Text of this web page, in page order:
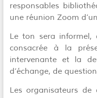
responsables
une réunion Zoom
Le ton sera informel,
consacrée à la
intervenante et la
d’échange, de
Les organisateurs